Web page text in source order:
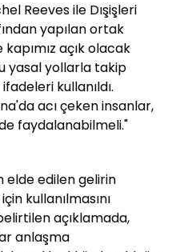
Reeves ile Dışişleri
yapılan ortak
açık olacak
yasal yollarla takip
kullanıldı.
acı çeken insanlar,
faydalanabilmeli."
elde edilen gelirin
kullanılmasını
açıklamada,
anlaşma